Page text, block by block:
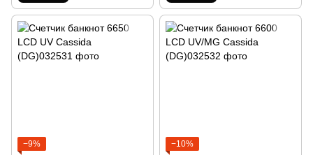
−9% −10%